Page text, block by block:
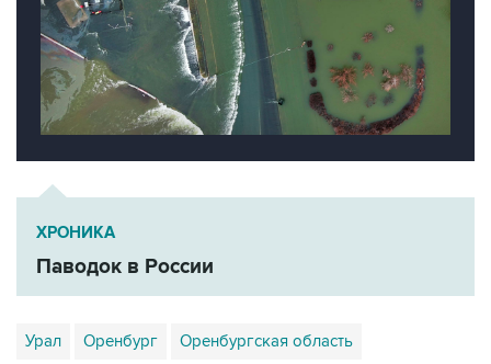
ХРОНИКА
Паводок в России
Урал Оренбург Оренбургская область
Денис Паслер